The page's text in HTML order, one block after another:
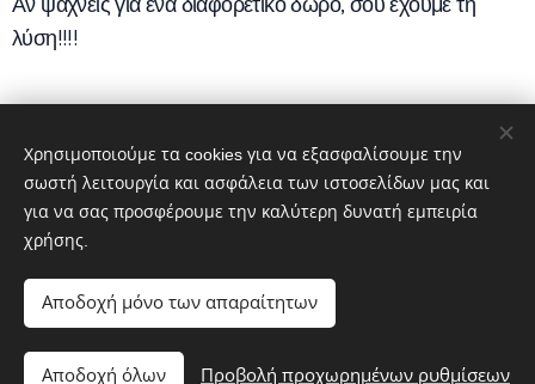
λύση!!!!
20,00€
Προσθήκη στο καλάθι
Powered byWebnode Cookies
Χρησιμοποιούμε τα cookies για να εξασφαλίσουμε την
σωστή λειτουργία και ασφάλεια των ιστοσελίδων μας και
για να σας προσφέρουμε την καλύτερη δυνατή εμπειρία
χρήσης.
Αποδοχή μόνο των απαραίτητων
Αποδοχή όλων Προβολή προχωρημένων ρυθμίσεων